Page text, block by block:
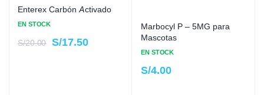
Enterex Carbón Activado
EN STOCK
S/20.00 S/17.50
Marbocyl P – 5MG para
Mascotas
EN STOCK
S/4.00